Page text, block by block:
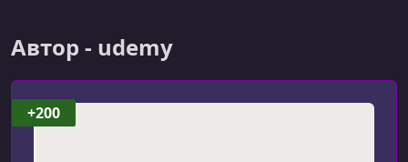
УРОК 7.
Identity Mapping
УРОК 8.
Автор - udemy
+200